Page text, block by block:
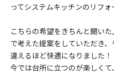
ってシステムキッチンのリフォ
こちらの希望をきちんと聞い
で考えた提案をしていただき
違えるほど快適になりました！
今では台所に立つのが楽しく